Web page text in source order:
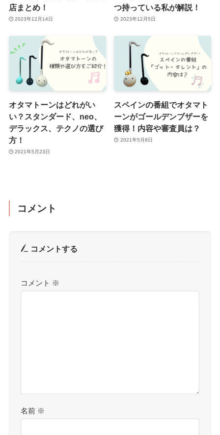
店まとめ！
2023年12月14日
つ持っている私が解説！
2023年12月5日
オタマトーンはどれがい
い？スタンダード、neo、
デラックス、テクノの選び
方！
2021年5月23日
スペインの番組でオタマト
ーンがゴールデンブザーを
獲得！内容や審査員は？
2021年5月8日
コメント
コメントする
コメント ※
名前 ※